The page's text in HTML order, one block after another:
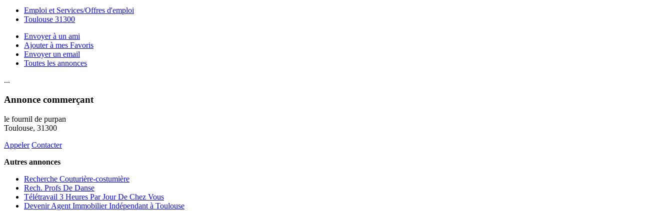
Emploi et Services/Offres d'emploi
Toulouse 31300
Envoyer à un ami
Ajouter à mes Favoris
Envoyer un email
Toutes les annonces
...
Annonce commerçant
le fournil de purpan
Toulouse, 31300
Appeler Contacter
Autres annonces
Recherche Couturière-costumière
Rech. Profs De Danse
Télétravail 3 Heures Par Jour De Chez Vous
Devenir Agent Immobilier Indépendant à Toulouse